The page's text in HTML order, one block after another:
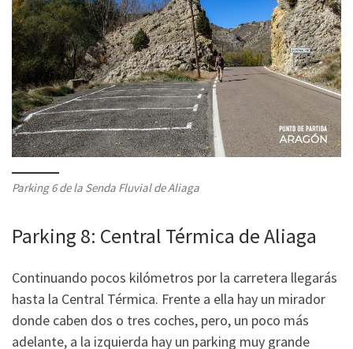
Parking 6 de la Senda Fluvial de Aliaga
Parking 8: Central Térmica de Aliaga
Continuando pocos kilómetros por la carretera llegarás
hasta la Central Térmica. Frente a ella hay un mirador
donde caben dos o tres coches, pero, un poco más
adelante, a la izquierda hay un parking muy grande